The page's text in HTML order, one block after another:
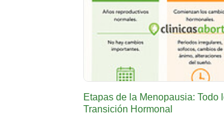
Etapas de la Menopausia: Todo
Transición Hormonal